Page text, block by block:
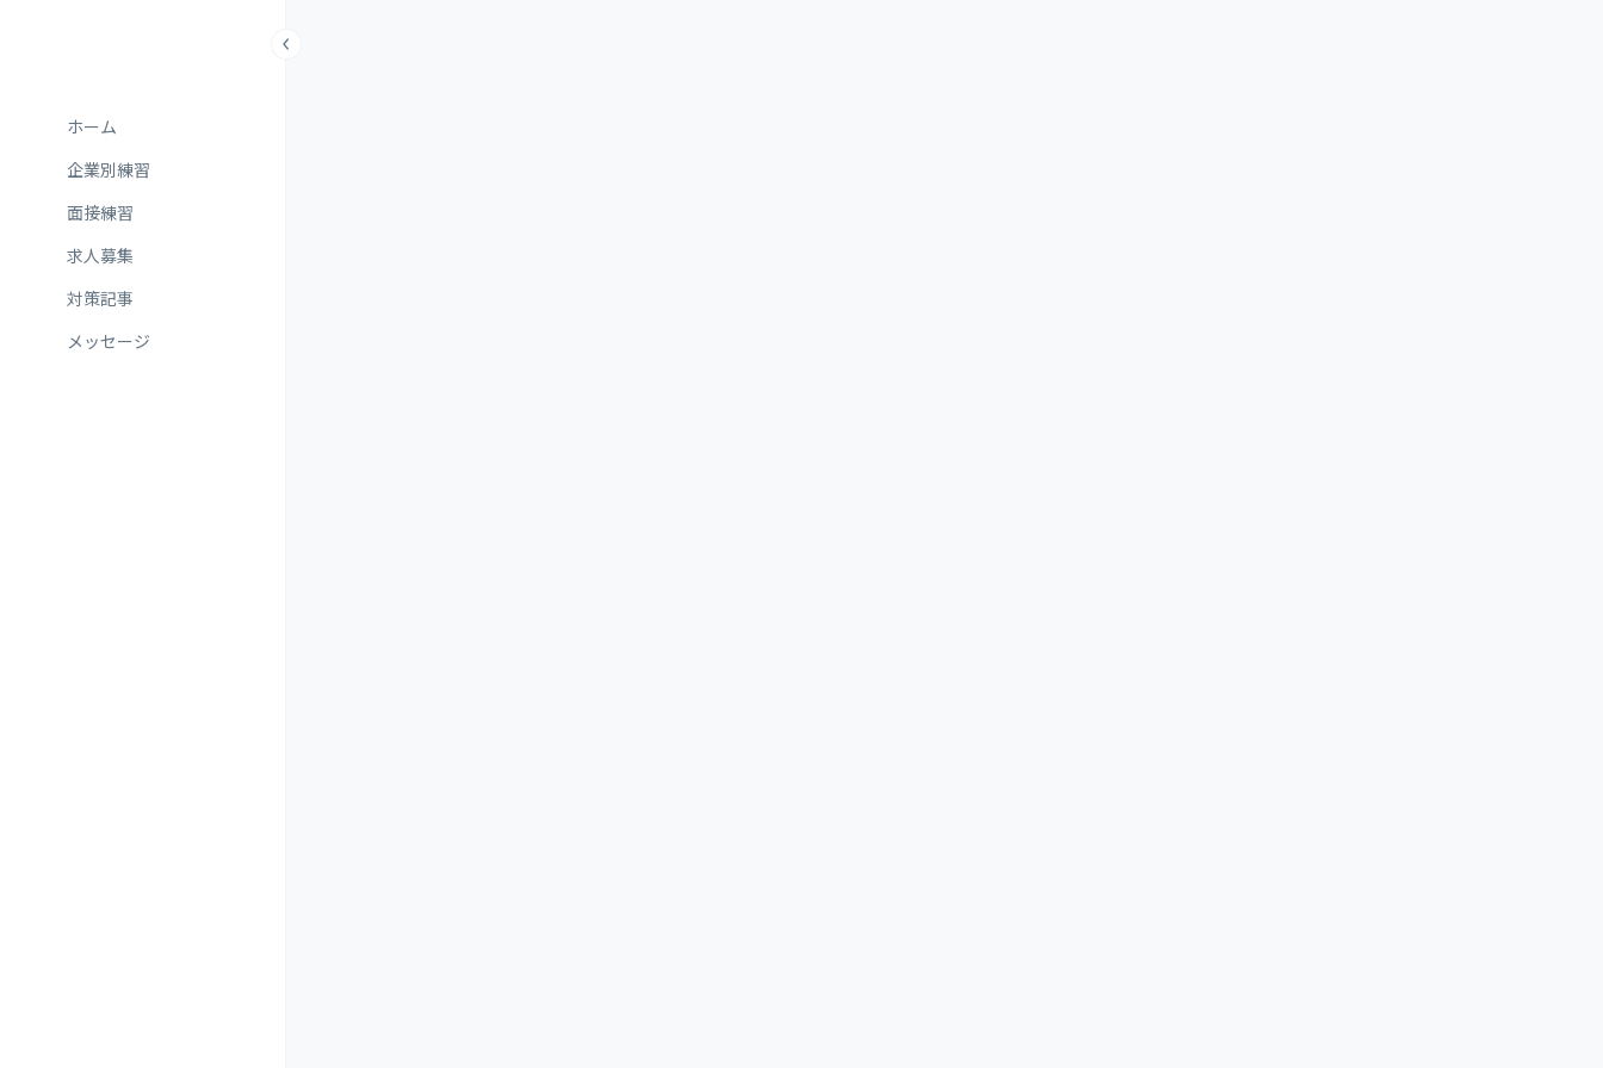
ホーム
企業別練習
面接練習
求人募集
対策記事
メッセージ